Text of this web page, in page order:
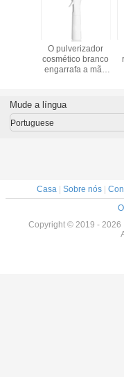
O pulverizador
cosmético branco
engarrafa a mão
beleza da garrafa
Mude a língua
Portuguese
Casa | Sobre nós |
Copyright © 2019 - 2026